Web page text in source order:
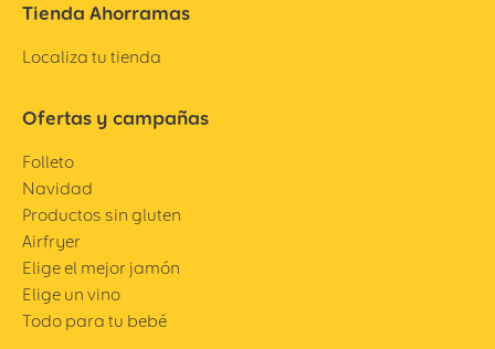
Tienda Ahorramas
Localiza tu tienda
Ofertas y campañas
Folleto
Navidad
Productos sin gluten
Airfryer
Elige el mejor jamón
Elige un vino
Todo para tu bebé